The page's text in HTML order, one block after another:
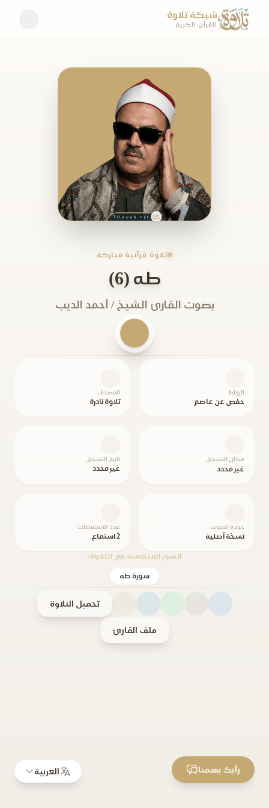
شبكة تلاوة
للقرآن الكريم
تلاوة قرآنية مباركة
طه (6)
بصوت القارئ الشيخ / أحمد الديب
الرواية
حفص عن عاصم
المصحف
تلاوة نادرة
مكان التسجيل
غير محدد
تاريخ التسجيل
غير محدد
جودة الصوت
نسخة أصلية
عدد الاستماعات
2 استماع
السور المتضمنة في التلاوة:
سورة طه
تحميل التلاوة
ملف القارئ
العربية رأيك يهمنا